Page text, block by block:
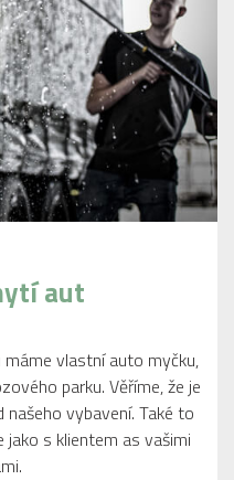
aut
vlastní auto myčku,
parku. Věříme, že je
vybavení. Také to
jako s klientem as vašimi